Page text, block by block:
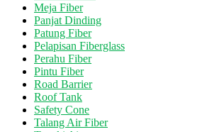
Meja Fiber
Panjat Dinding
Patung Fiber
Pelapisan Fiberglass
Perahu Fiber
Pintu Fiber
Road Barrier
Roof Tank
Safety Cone
Talang Air Fiber